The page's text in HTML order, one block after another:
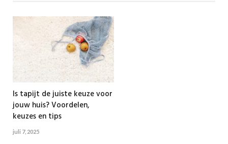
Is tapijt de juiste keuze voor
jouw huis? Voordelen,
keuzes en tips
juli 7, 2025